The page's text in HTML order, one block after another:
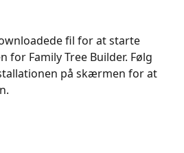
fil for at starte
for Family Tree Builder. Følg
på skærmen for at